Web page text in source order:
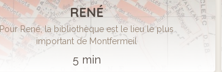
RENÉ
Pour René, la bibliothèque est le lieu le plus
important de Montfermeil
5 min